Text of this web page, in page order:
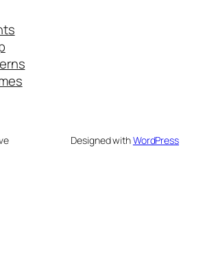
Designed withWordPress